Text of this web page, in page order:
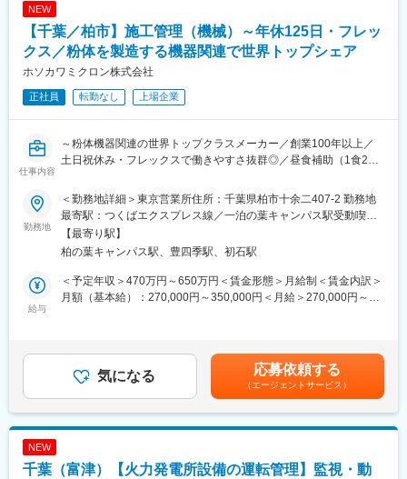
NEW
【千葉／柏市】施工管理（機械）～年休125日・フレッ
クス／粉体を製造する機器関連で世界トップシェア
ホソカワミクロン株式会社
正社員 転勤なし 上場企業
仕事内容
～粉体機器関連の世界トップクラスメーカー／創業100年以上／
土日祝休み・フレックスで働きやすさ抜群◎／昼食補助（1食275
■仕事の内容：
・粉体機器の据付工事・改修工事の現場監督としての業務を主に
担当します。
具体的には…
・工事施工計画の立案および作成
・安全管理、品質管理、原価管理、工程管理などの施工管理
・協力施工会社の手配、工程、安全管理
後は、次の現場へ向けた準備をするため、一度社内勤務となりま
す。
・数日間の現場が連続することや、5日以上連続で社内勤務の場合
・ 工業製品の製造に欠かせない粉体技術を模式図にすると、大き
勤務地
＜勤務地詳細＞東京営業所住所：千葉県柏市十余二407-2 勤務地
最寄駅：つくばエクスプレス線／一泊の葉キャンパス駅受動喫煙
対策：屋内全面禁煙変更の範囲：無
【最寄り駅】
柏の葉キャンパス駅、豊四季駅、初石駅
給与
＜予定年収＞470万円～650万円＜賃金形態＞月給制＜賃金内訳＞
月額（基本給）：270,000円～350,000円＜月給＞270,000円～
考を通じて上下する可能性があります。月給(月額)は固定手当を含
めた表記です。
気になる 応募依頼する
（エージェントサービス）
NEW
千葉（富津）【火力発電所設備の運転管理】監視・動